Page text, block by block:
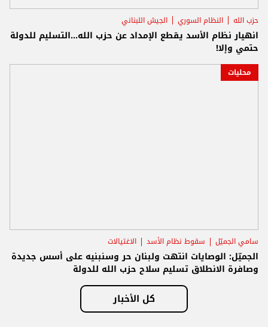
حزب الله النظام السوري الجيش اللبناني
انهيار نظام الأسد يقطع الإمداد عن حزب الله...التسليم للدولة
حتمي وإلا!
محليات
سامي الجميّل سقوط نظام الأسد الاغتيالات
الجميّل: الوصايات انتهت ولبنان حر وسنبنيه على أسس جديدة
وصافرة الانطلاق تسليم سلاح حزب الله للدولة
كل الأخبار